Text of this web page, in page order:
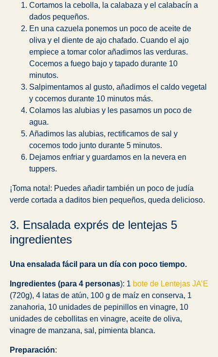
Cortamos la cebolla, la calabaza y el calabacín a
dados pequeños.
En una cazuela ponemos un poco de aceite de
oliva y el diente de ajo chafado. Cuando el ajo
empiece a tomar color añadimos las verduras.
Cocemos a fuego bajo y tapado durante 10
minutos.
Salpimentamos al gusto, añadimos el caldo vegetal
y cocemos durante 10 minutos más.
Colamos las alubias y les pasamos un poco de
agua.
Añadimos las alubias, rectificamos de sal y
cocemos todo junto durante 5 minutos.
Dejamos enfriar y guardamos en la nevera en
tuppers.
¡Toma nota!: Puedes añadir también un poco de judía
verde cortada a daditos bien pequeños, queda delicioso.
3. Ensalada exprés de lentejas 5
ingredientes
Una ensalada fácil para un día con poco tiempo.
Ingredientes (para 4 personas): 1 bote de Lentejas JA’E
(720g), 4 latas de atún, 100 g de maíz en conserva, 1
zanahoria, 10 unidades de pepinillos en vinagre, 10
unidades de cebollitas en vinagre, aceite de oliva,
vinagre de manzana, sal, pimienta blanca.
Preparación: